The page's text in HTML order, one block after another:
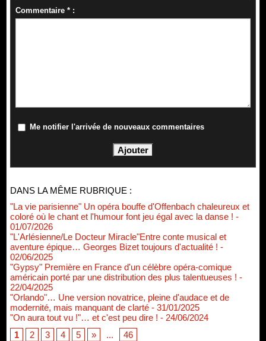
Commentaire * :
Me notifier l'arrivée de nouveaux commentaires
DANS LA MÊME RUBRIQUE :
"La vie parisienne" Un opéra bouffe d'Offenbach chaleureux et
coloré où le chant et l'humour font jeu égal avec la danse ! -
01/07/2026
"L'Arlésienne/Le Docteur Miracle"Entre conte musical et
aventure épique… Georges Bizet toujours d'actualité ! -
02/06/2025
"Gypsy" Première en France d'un célèbre opéra-comique
américain porté par une distribution des plus talentueuses ! -
22/04/2025
"Orlando"… Une version novatrice, pleine d'audace et de
modernité, mais manquant de clarté - 31/01/2025
"On aura tout vu !"… et c'est peu dire ! - 24/06/2024
1
2 3 4 5 » ... 46